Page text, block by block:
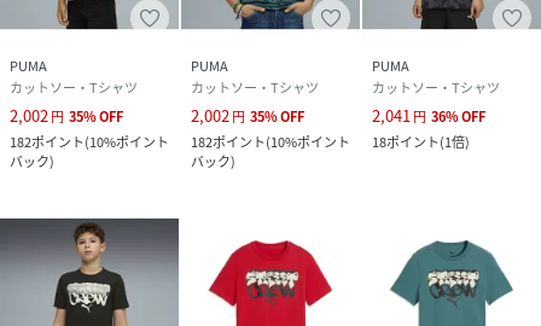
694233-87-87-I RQ2990)
PUMA
カットソー・Tシャツ
2,002円 35%OFF
182ポイント(10%ポイント
バック)
PUMA
カットソー・Tシャツ
2,002円 35%OFF
182ポイント(10%ポイント
バック)
PUMA
カットソー・Tシャツ
2,041円 36%OFF
18ポイント(1倍)